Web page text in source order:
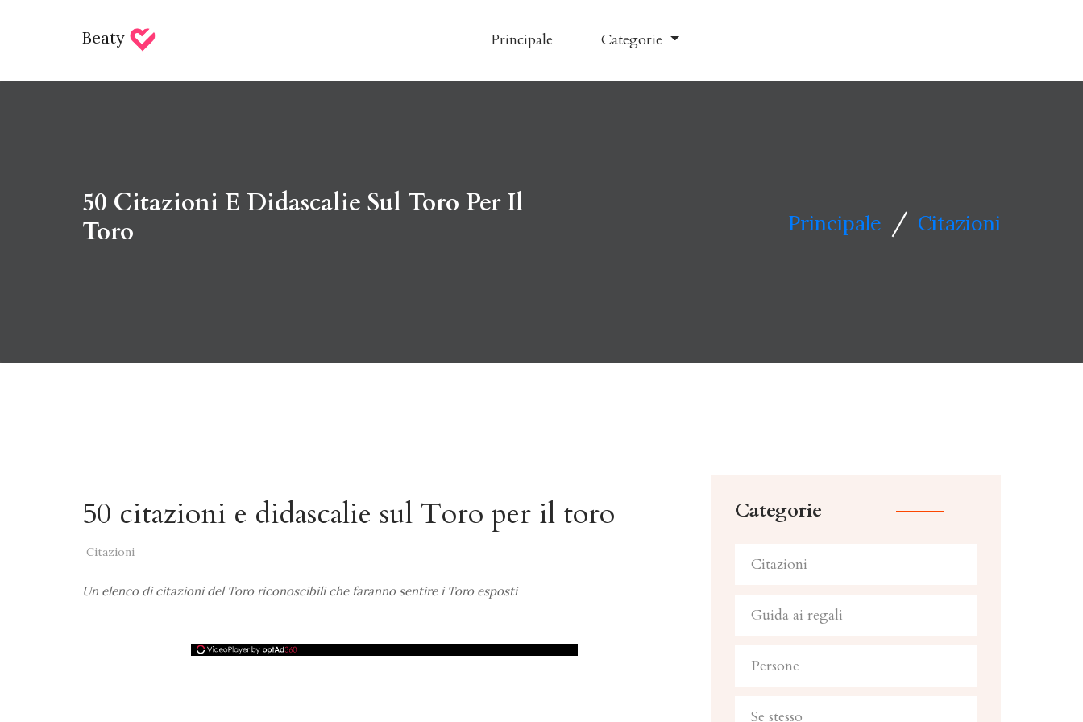
Beaty Principale Categorie
50 Citazioni E Didascalie Sul Toro Per Il
Toro
Principale / Citazioni
50 citazioni e didascalie sul Toro per il toro
Citazioni
Un elenco di citazioni del Toro riconoscibili che faranno sentire i Toro esposti
Categorie
Citazioni
Guida ai regali
Persone
Se stesso